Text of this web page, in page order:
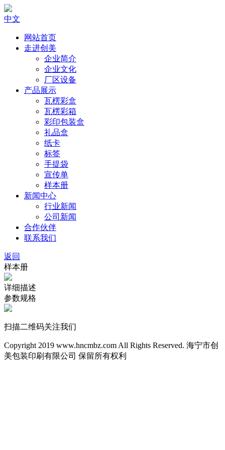
中文
网站首页
走进创美
企业简介
企业文化
厂区设备
产品展示
瓦楞彩盒
瓦楞彩箱
彩印包装盒
礼品盒
纸卡
标签
手提袋
宣传单
样本册
新闻中心
行业新闻
公司新闻
合作伙伴
联系我们
返回
样本册
详细描述
参数规格
扫描二维码关注我们
Copyright 2019 www.hncmbz.com All Rights Reserved. 海宁市创
美包装印刷有限公司 保留所有权利